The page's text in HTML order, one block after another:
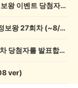
💰[당첨자 발표] 26회차 우리 동네 정보왕 이벤트 당첨자를 발표합니다!
💸 전원 2,000캐시 지급! 우리 동네 정보왕 27회차 (~8/10)
💰[당첨자 발표] 우리 동네 썰전 12회차 당첨자를 발표합니다!
ver)